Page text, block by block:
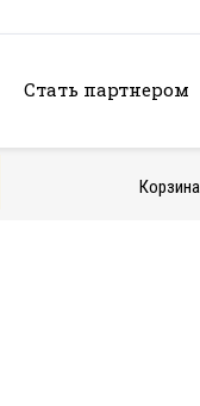
Стать партнером
Корзина